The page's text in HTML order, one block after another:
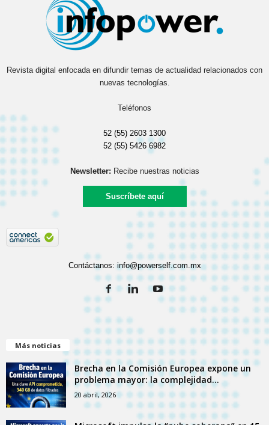
Revista digital enfocada en difundir temas de actualidad relacionados con
nuevas tecnologías.
Teléfonos
52 (55) 2603 1300
52 (55) 5426 6982
Newsletter: Recibe nuestras noticias
Suscríbete aquí
Contáctanos: info@powerself.com.mx
Más noticias
Brecha en la Comisión Europea expone un
problema mayor: la complejidad...
20 abril, 2026